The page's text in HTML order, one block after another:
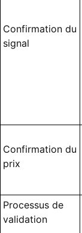
Confirmation du
signal
Confirmation du
prix
Processus de
validation